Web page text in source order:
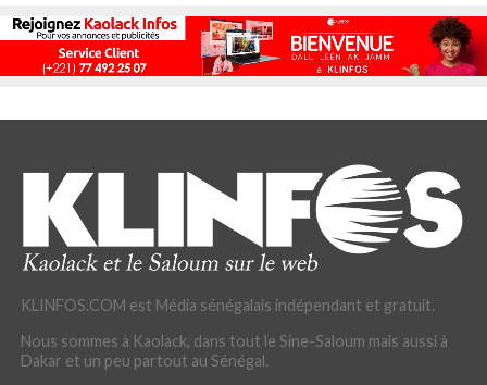
KLINFOS.COM est Média sénégalais indépendant et gratuit.
Nous sommes à Kaolack, dans tout le Sine-Saloum mais aussi à
Dakar et un peu partout au Sénégal.